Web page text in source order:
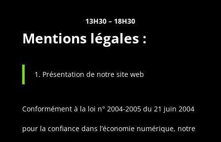
13H30 – 18H30
Mentions légales :
1. Présentation de notre site web
Conformément à la loi n° 2004-2005 du 21 juin 2004
pour la confiance dans l’économie numérique, notre